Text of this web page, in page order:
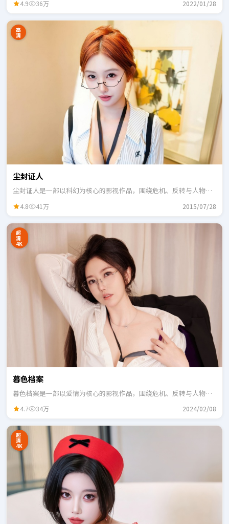
4.9 36万 2022/01/28
高
清
尘封证人
尘封证人是一部以科幻为核心的影视作品，围绕危机、反转与人物成
4.8 41万 2015/07/28
超
清
4K
暮色档案
暮色档案是一部以爱情为核心的影视作品，围绕危机、反转与人物成
4.7 34万 2024/02/08
超
清
4K